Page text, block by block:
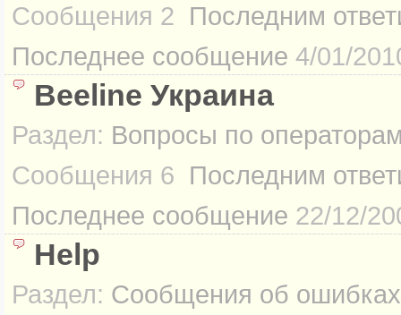
Сообщения 2 Последним
Последнее сообщение 4/01/
Beeline Украина
Раздел: Вопросы по
Сообщения 6 Последним
Последнее сообщение 22/12/
Help
Раздел: Сообщения об ошибках